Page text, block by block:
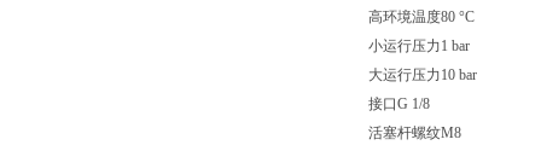
高环境温度80 °C
小运行压力1 bar
大运行压力10 bar
接口G 1/8
活塞杆螺纹M8